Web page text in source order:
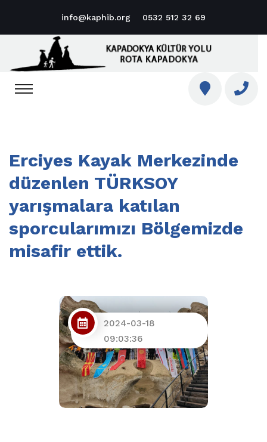
info@kaphib.org 0532 512 32 69
Erciyes Kayak Merkezinde
düzenlen TÜRKSOY
yarışmalara katılan
sporcularımızı Bölgemizde
misafir ettik.
2024-03-18
09:03:36